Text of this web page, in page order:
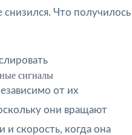
снизился. Что получилось
сигналы
от их
они вращают
скорость, когда она